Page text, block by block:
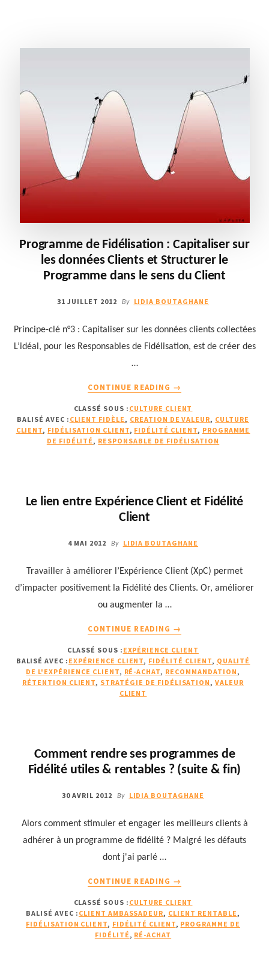
STATUTS
OU
ÉCHELONS
DYNAMIQUES
Programme de Fidélisation : Capitaliser sur
les données Clients et Structurer le
Programme dans le sens du Client
31 JUILLET 2012 By LIDIA BOUTAGHANE
Principe-clé n°3 : Capitaliser sur les données clients collectées
L’idéal, pour les Responsables de Fidélisation, est de créer des
…
CONTINUE READING
DE
FIDÉLISATION
:
CLIENTS
LE
DANS
LE
→
CLASSÉ SOUS : CULTURE CLIENT
BALISÉ AVEC : CLIENT FIDÈLE , CREATION DE VALEUR, CULTURE
CLIENT, FIDÉLISATION CLIENT, FIDÉLITÉ CLIENT, PROGRAMME
DE FIDÉLITÉ , RESPONSABLE DE FIDÉLISATION
Le lien entre Expérience Client et Fidélité
Client
4 MAI 2012 By LIDIA BOUTAGHANE
Travailler à améliorer l’Expérience Client (XpC) permet
d’impacter positivement la Fidélité des Clients. Or, améliorer
ou augmenter la …
CONTINUE READING
LIEN
ENTRE
EXPÉRIENCE
→
CLASSÉ SOUS : EXPÉRIENCE CLIENT
BALISÉ AVEC : EXPÉRIENCE CLIENT, FIDÉLITÉ CLIENT, QUALITÉ
DE L'EXPÉRIENCE CLIENT, RÉ-ACHAT, RECOMMANDATION ,
RÉTENTION CLIENT, STRATÉGIE DE FIDÉLISATION ,VALEUR
CLIENT
Comment rendre ses programmes de
Fidélité utiles & rentables ? (suite & fin)
30 AVRIL 2012 By LIDIA BOUTAGHANE
Alors comment stimuler et engager les meilleurs clients à
adhérer à un programme de fidélité ? Malgré les défauts
dont j'ai parlé …
CONTINUE READING
RENDRE
SES
→
CLASSÉ SOUS : CULTURE CLIENT
BALISÉ AVEC : CLIENT AMBASSADEUR, CLIENT RENTABLE ,
FIDÉLISATION CLIENT, FIDÉLITÉ CLIENT, PROGRAMME DE
FIDÉLITÉ , RÉ-ACHAT